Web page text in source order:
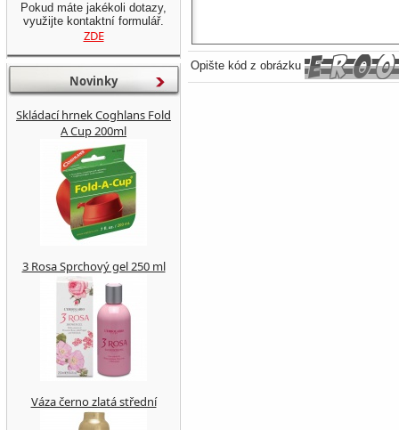
Opište kód z obrázku
Pokud máte jakékoli dotazy,
využijte kontaktní formulář.
ZDE
Novinky
Skládací hrnek Coghlans Fold
A Cup 200ml
3 Rosa Sprchový gel 250 ml
Váza černo zlatá střední